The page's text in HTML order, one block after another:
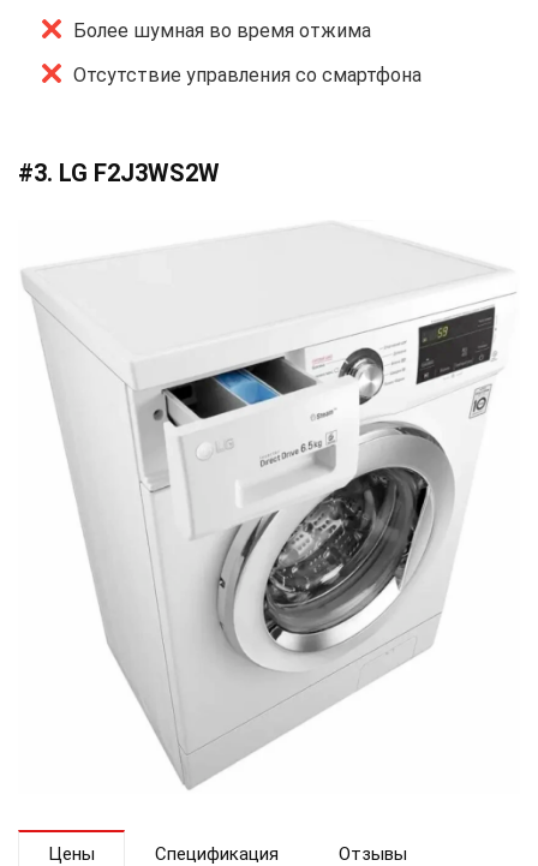
Более шумная во время отжима
Отсутствие управления со смартфона
#3. LG F2J3WS2W
Цены Спецификация Отзывы